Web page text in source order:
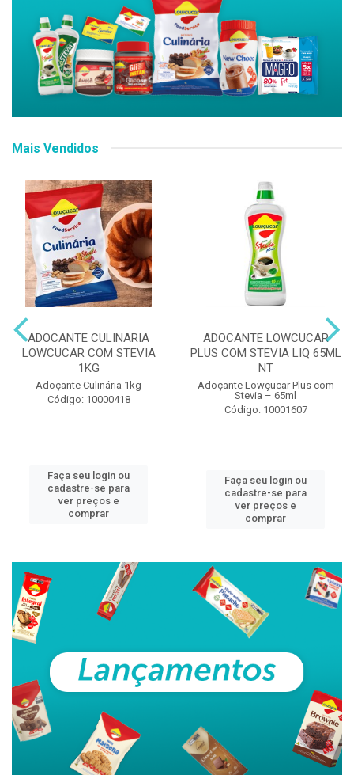
Mais Vendidos
ADOCANTE CULINARIA
LOWCUCAR COM STEVIA
1KG
Adoçante Culinária 1kg
Código: 10000418
Faça seu login ou
cadastre-se para
ver preços e
comprar
ADOCANTE LOWCUCAR
PLUS COM STEVIA LIQ 65ML
NT
Adoçante Lowçucar Plus com
Stevia – 65ml
Código: 10001607
Faça seu login ou
cadastre-se para
ver preços e
comprar